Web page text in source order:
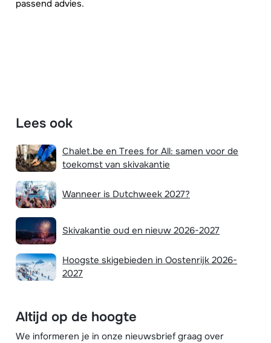
passend advies.
Lees ook
Chalet.be en Trees for All: samen voor de
toekomst van skivakantie
Wanneer is Dutchweek 2027?
Skivakantie oud en nieuw 2026-2027
Hoogste skigebieden in Oostenrijk 2026-
2027
Altijd op de hoogte
We informeren je in onze nieuwsbrief graag over